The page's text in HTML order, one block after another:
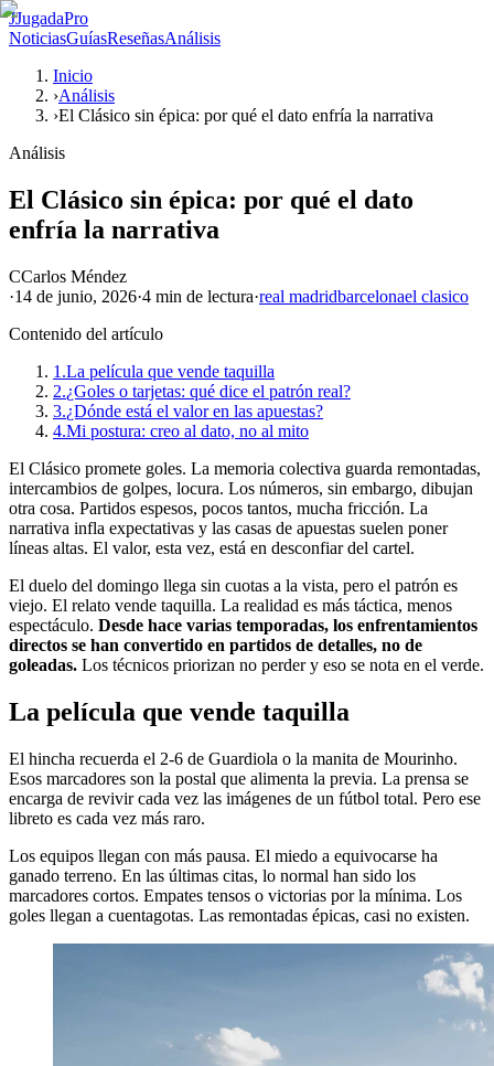
JJugadaPro
NoticiasGuíasReseñasAnálisis
Inicio
›Análisis
›El Clásico sin épica: por qué el dato enfría la narrativa
Análisis
El Clásico sin épica: por qué el dato
enfría la narrativa
CCarlos Méndez
·14 de junio, 2026·4 min de lectura·real madridbarcelonael clasico
Contenido del artículo
1.La película que vende taquilla
2.¿Goles o tarjetas: qué dice el patrón real?
3.¿Dónde está el valor en las apuestas?
4.Mi postura: creo al dato, no al mito
El Clásico promete goles. La memoria colectiva guarda remontadas,
intercambios de golpes, locura. Los números, sin embargo, dibujan
otra cosa. Partidos espesos, pocos tantos, mucha fricción. La
narrativa infla expectativas y las casas de apuestas suelen poner
líneas altas. El valor, esta vez, está en desconfiar del cartel.
El duelo del domingo llega sin cuotas a la vista, pero el patrón es
viejo. El relato vende taquilla. La realidad es más táctica, menos
espectáculo. Desde hace varias temporadas, los enfrentamientos
directos se han convertido en partidos de detalles, no de
goleadas. Los técnicos priorizan no perder y eso se nota en el verde.
La película que vende taquilla
El hincha recuerda el 2-6 de Guardiola o la manita de Mourinho.
Esos marcadores son la postal que alimenta la previa. La prensa se
encarga de revivir cada vez las imágenes de un fútbol total. Pero ese
libreto es cada vez más raro.
Los equipos llegan con más pausa. El miedo a equivocarse ha
ganado terreno. En las últimas citas, lo normal han sido los
marcadores cortos. Empates tensos o victorias por la mínima. Los
goles llegan a cuentagotas. Las remontadas épicas, casi no existen.